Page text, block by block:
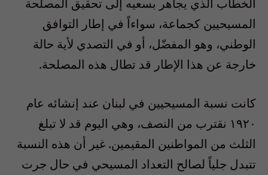
الخطاب الذي يجاهر بسعيه إلى تحقيق المصلحة
المسيحيين كجماعة، سواءاً في إطار التوافق
الوطني، وهو المفضّل، أو في التصدي لأية حالة
خارجة عن هذا الإطار قد تطال هذه المصلحة.
كانت نسبة المسيحيين في لبنان عند إنشائه عام
١٩٢٠ نقترب من النصف، وهي اليوم قد لا تبلغ
الثلث من المواطنين المقيمين. غير أن هذه النسبة
تتبدل جلياً لصالح التعداد المسيحي في حال جرت